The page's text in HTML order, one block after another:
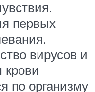
первых
вирусов и
крови
по организму